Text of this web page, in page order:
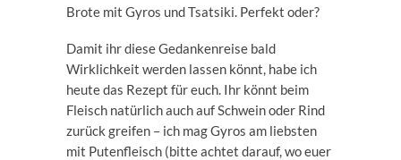
Brote mit Gyros und Tsatsiki. Perfekt oder?
Damit ihr diese Gedankenreise bald
Wirklichkeit werden lassen könnt, habe ich
heute das Rezept für euch. Ihr könnt beim
Fleisch natürlich auch auf Schwein oder Rind
zurück greifen – ich mag Gyros am liebsten
mit Putenfleisch (bitte achtet darauf, wo euer